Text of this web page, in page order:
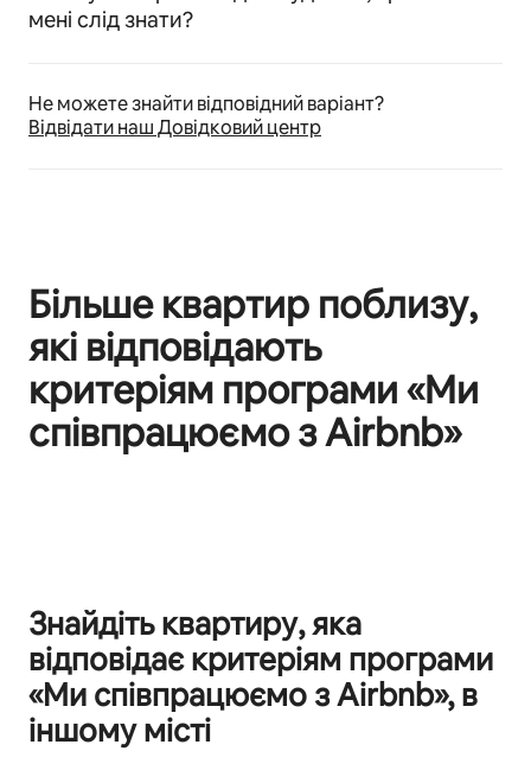
мені слід знати?
Не можете знайти відповідний варіант?
Відвідати наш Довідковий центр
Більше квартир поблизу,
які відповідають
критеріям програми «Ми
співпрацюємо з Airbnb»
Знайдіть квартиру, яка
відповідає критеріям програми
«Ми співпрацюємо з Airbnb», в
іншому місті